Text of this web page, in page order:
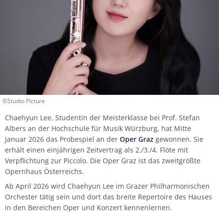
©Studio Picture
Chaehyun Lee, Studentin der Meisterklasse bei Prof. Stefan
Albers an der Hochschule für Musik Würzburg, hat Mitte
Januar 2026 das Probespiel an der Oper Graz gewonnen. Sie
erhält einen einjährigen Zeitvertrag als 2./3./4. Flöte mit
Verpflichtung zur Piccolo. Die Oper Graz ist das zweitgrößte
Opernhaus Österreichs.
Ab April 2026 wird Chaehyun Lee im Grazer Philharmonischen
Orchester tätig sein und dort das breite Repertoire des Hauses
in den Bereichen Oper und Konzert kennenlernen.
Viola da gamba
Kirchenmusik (ev./kath.)
Komposition
Musiktheorie
Orchesterinstrumente
Saxophon
Trompete
Tuba
Viola
Violine
Violoncello
Orgel
Holzblasinstrumente
Kammermusik
Komposition
Komposition mit neuen Medien
Klavier
Künstlerisch-pädagogische
Masterstudiengänge
Liedgestaltung
Vorbereitungskurse des Tonkünstlerverbands
Vorbereitungstutorium Musiktheorie der HfM
Hochschulsinfonieorchester
Kammerchor
Opernschule
Schulmusikchor
Schulmusikorchester
Steinway
FAQ ausländische Studierende
Weitere Veranstaltungen
Verband Bayerischer Sing- und Musikschulen
Virtuelle Hochschule Bayern (vhb)
Johannes Kamprad
Günter Mittelsteiner
Hilde Müller-Tamm
Hildegard Poschet
Burkhard Schmidt
Irmtraut Schmidt
Rosemarie Schneider
Ilse Singer
Vielfalt an der HfM
News-Archiv
Informationssicherheit
Sexuelle Belästigung
Sicherheit
Transferbeaufragte
Vertrauensteam
Wissenschaftliche Praxis
Beratungs- und Meldeformular
Fachgruppe Historische Instrumente
Fachgruppe Jazz | Rock | Pop
Fachgruppe Kammermusik | Korrepetition
Fachgruppe Klavier
Fachgruppe Orgel | Kirchenmusik
Fachgruppe Percussion (klassisch)
Fachgruppe Komposition/Musiktheorie
Fachgruppe Instrumental-/Vokalpädagogik |
EMP
Qualitätsmanagement
Referentin für Prozessmanagement
KHB-Kooperationsstellen
Hinweisgeberschutz
Kartenverkauf
Videokonferenzsysteme
Zentrale Dienste
Exkursionen
Hochschulkleidung